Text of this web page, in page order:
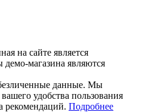
на сайте является
магазина являются
данные. Мы
удобства пользования
рекомендаций. Подробнее